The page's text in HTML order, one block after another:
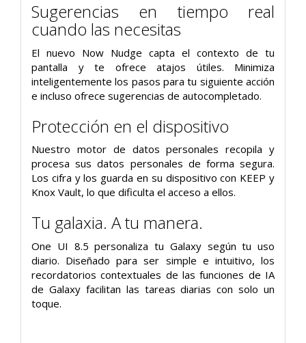
Sugerencias en tiempo real
cuando las necesitas
El nuevo Now Nudge capta el contexto de tu
pantalla y te ofrece atajos útiles. Minimiza
inteligentemente los pasos para tu siguiente acción
e incluso ofrece sugerencias de autocompletado.
Protección en el dispositivo
Nuestro motor de datos personales recopila y
procesa sus datos personales de forma segura.
Los cifra y los guarda en su dispositivo con KEEP y
Knox Vault, lo que dificulta el acceso a ellos.
Tu galaxia. A tu manera.
One UI 8.5 personaliza tu Galaxy según tu uso
diario. Diseñado para ser simple e intuitivo, los
recordatorios contextuales de las funciones de IA
de Galaxy facilitan las tareas diarias con solo un
toque.